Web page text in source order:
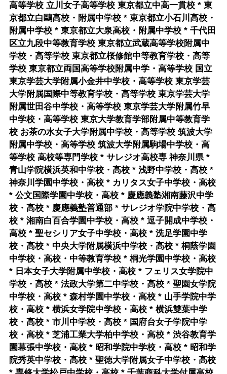
高等学校 立川女子高等学校 東京都立中高一貫校 * 東
京都立白鷗高校・附属中学校 * 東京都立小石川高校・
附属中学校 * 東京都立大泉高校・附属中学校 * 千代田
区立九段中等教育学校 東京都立武蔵高等学校附属中
学校・高等学校 東京都立桜修館中等教育学校・高等
学校 東京都立両国高等学校附属中学・高等学校 国立
東京学芸大学附属小金井中学校・高等学校 東京学芸
大学附属国際中等教育学校・高等学校 東京学芸大学
附属世田谷中学校・高等学校 東京学芸大学附属竹早
中学校・高等学校 東京大学教育学部附属中等教育学
校 お茶の水女子大学附属中学校・高等学校 筑波大学
附属中学校・高等学校 筑波大学附属駒場中学校・高
等学校 高校等専門学校 * サレジオ高校専 神奈川県 *
青山学院横浜英和中学校・高校 * 浅野中学校・高校 *
神奈川学園中学校・高校 * カリタス女子中学校・高校
* 公文国際学園中学校・高校 * 慶應義塾湘南藤沢中学
校・高校 * 慶應義塾普通部 * サレジオ学院中学校・高
校 * 湘南白百合学園中学校・高校 * 逗子開成中学校・
高校 * 聖セシリア女子中学校・高校 * 洗足学園中学
校・高校 * 中央大学附属横浜中学校・高校 * 桐蔭学園
中学校・高校・中等教育学校 * 桐光学園中学校・高校
* 日本女子大学附属中学校・高校 * フェリス女学院中
学校・高校 * 法政大学第二中学校・高校 * 聖園女学院
中学校・高校 * 森村学園中学校・高校 * 山手学院中学
校・高校 * 横浜女学院中学校・高校 * 横浜雙葉中学
校・高校 * 市川中学校・高校 * 国府台女子学院中学
校・高校 * 芝浦工業大学柏中学校・高校 * 渋谷教育学
園幕張中学校・高校 * 昭和学院中学校・高校 * 昭和学
院秀英中学校・高校 * 聖徳大学附属女子中学校・高校